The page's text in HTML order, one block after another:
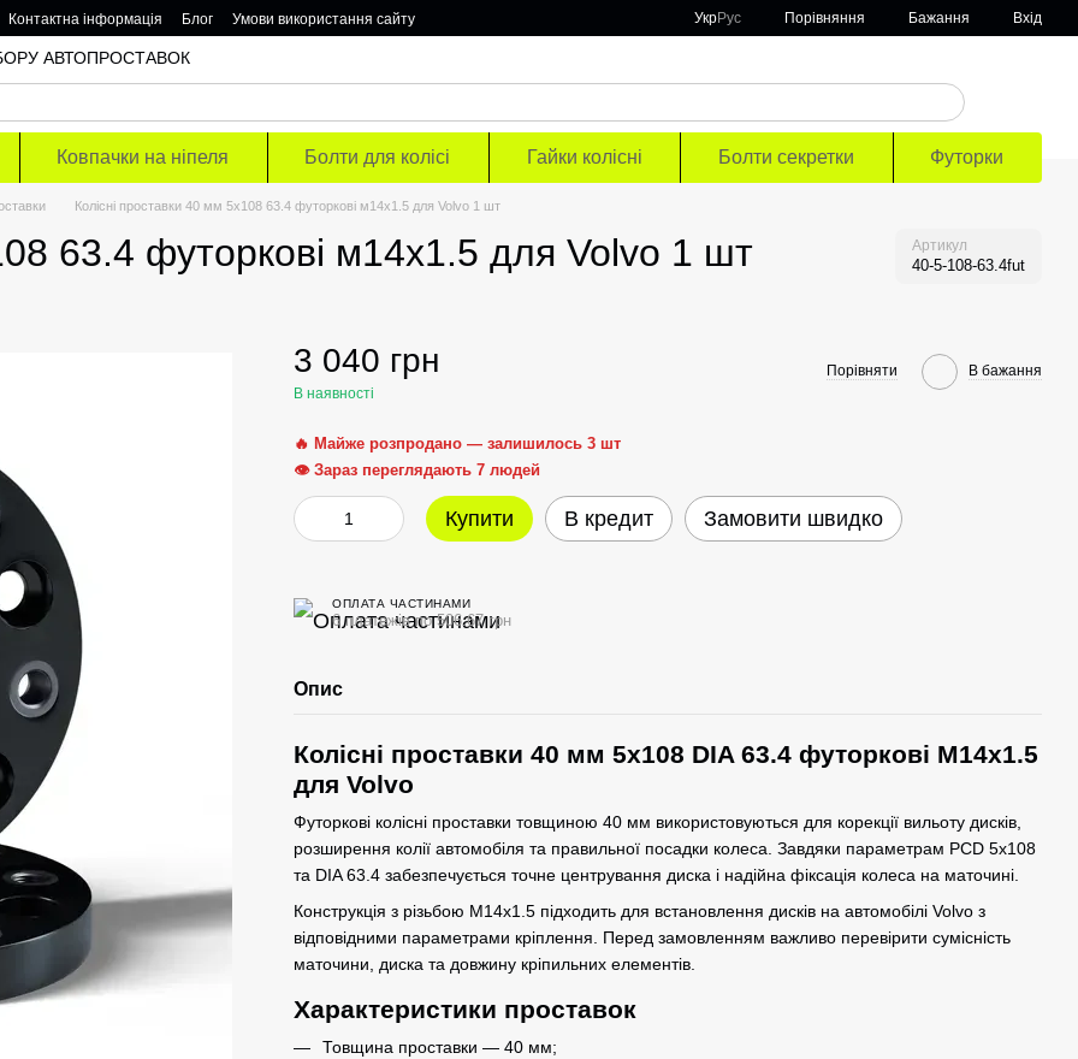
Контактна інформація Блог
Умови використання сайту
УкрРус Порівняння Бажання Вхід
АВТОПРОСТАВОК
Ковпачки на ніпеля Болти для колісі Гайки колісні Болти секретки Футорки
Колісні проставки 40 мм 5х108 63.4 футоркові м14х1.5 для Volvo 1 шт
63.4 футоркові м14х1.5 для Volvo 1 шт Артикул
40-5-108-63.4fut
3 040 грн
В наявності
Порівняти В бажання
🔥 Майже розпродано — залишилось 3 шт
👁 Зараз переглядають 7 людей
Купити В кредит Замовити швидко
ОПЛАТА ЧАСТИНАМИ
6 платежів по 506.67 грн
Опис
Колісні проставки 40 мм 5x108 DIA 63.4 футоркові M14x1.5
для Volvo
Футоркові колісні проставки товщиною 40 мм використовуються для корекції вильоту дисків,
розширення колії автомобіля та правильної посадки колеса. Завдяки параметрам PCD 5x108
та DIA 63.4 забезпечується точне центрування диска і надійна фіксація колеса на маточині.
Конструкція з різьбою M14x1.5 підходить для встановлення дисків на автомобілі Volvo з
відповідними параметрами кріплення. Перед замовленням важливо перевірити сумісність
маточини, диска та довжину кріпильних елементів.
Характеристики проставок
Товщина проставки — 40 мм;